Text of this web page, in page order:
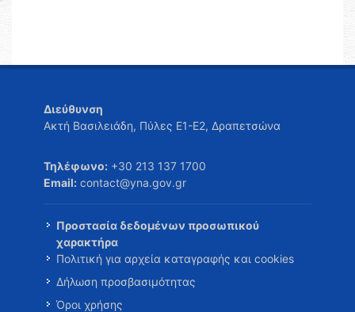
Διεύθυνση
Ακτή Βασιλειάδη, Πύλες Ε1-Ε2, Δραπετσώνα
Τηλέφωνο: +30 213 137 1700
Email: contact@yna.gov.gr
Προστασία δεδομένων προσωπικού
χαρακτήρα
Πολιτική για αρχεία καταγραφής και cookies
Δήλωση προσβασιμότητας
Όροι χρήσης